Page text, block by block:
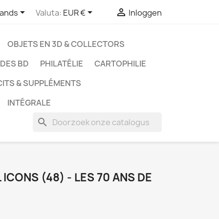
 Valuta: EUR €  Inloggen
OBJETS EN 3D & COLLECTORS
BD PHILATÉLIE
CARTOPHILIE
& SUPPLÉMENTS
INTÉGRALE
search
ICONS (48) - LES 70 ANS DE